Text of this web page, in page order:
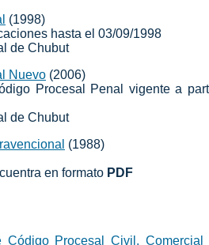
(1998)
hasta el 03/09/1998
de Chubut
Nuevo (2006)
Procesal Penal vigente a
de Chubut
(1988)
en formato PDF
Código Procesal Civil, Comercial